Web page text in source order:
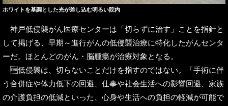
ホワイトを基調とした光が差し込む明るい院内
神戸低侵襲がん医療センターは「切らずに治す」ことを指針と
して掲げる、早期～進行がんの低侵襲治療に特化したがんセンタ
ーだ。ほとんどのがん・脳腫瘍が治療対象となる。
低侵襲は、切らないことだけを指すのではない。「手術に伴
う合併症や体力低下の回避、仕事や社会生活への影響回避、家族
の介護負担の低減といった、心身や生活への負担の軽減が可能で